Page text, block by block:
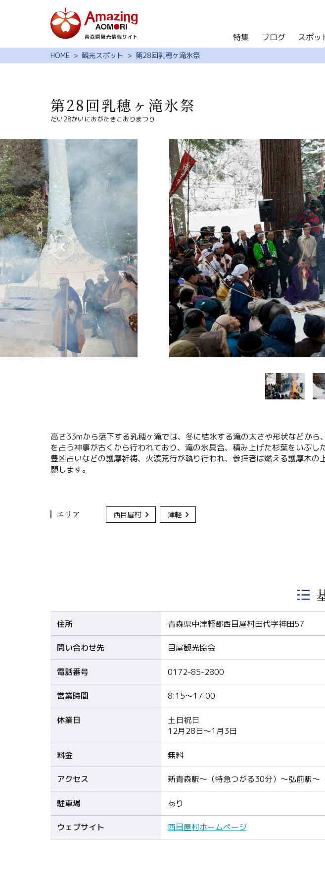
特集
スポット・体験
旅の予約
観光ガイド
サイト内検索
行きたいリスト
動画ライブラリー
よくある質問
関連リンク集
繁体中文
MICE・教
HOME 観光スポット 第28回乳穂ヶ滝氷祭
第28回乳穂ヶ滝氷祭
だい28かいにおがたきこおりまつり
高さ33mから落下する乳穂ヶ滝では、冬に結氷する滝の太さや形状などから
を占う神事が古くから行われており、滝の氷具合、積み上げた杉葉をいぶし
豊凶占いなどの護摩祈祷、火渡荒行が執り行われ、参拝者は燃える護摩木の
願します。
エリア 西目屋村 津軽
住所 青森県中津軽郡西目屋村田代字神田57
問い合わせ先 目屋観光協会
電話番号 0172-85-2800
営業時間 8:15～17:00
休業日
土日祝日
12月28日～1月3日
料金 無料
アクセス 新青森駅～（特急つがる30分）～弘前駅
駐車場 あり
ウェブサイト 西目屋村ホームページ
特集 ブログ スポッ